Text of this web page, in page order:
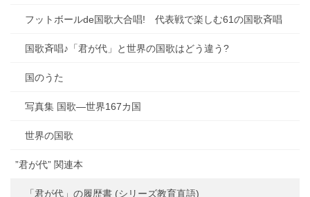
フットボールde国歌大合唱! 代表戦で楽しむ61の国歌斉唱
国歌斉唱♪「君が代」と世界の国歌はどう違う?
国のうた
写真集 国歌―世界167カ国
世界の国歌
”君が代” 関連本
「君が代」の履歴書 (シリーズ教育直語)